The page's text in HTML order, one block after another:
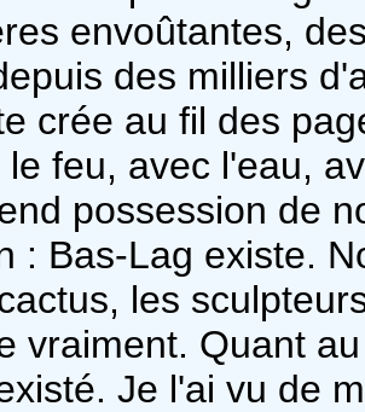
envoûtantes,
des milliers
crée au fil des
feu, avec l'eau,
possession de
: Bas-Lag existe.
les
vraiment. Quant
Je l'ai vu de